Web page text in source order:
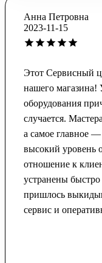
Анна Петровна
2023-11-15
Этот Сервисный
нашего магазина!
оборудования
случается.
а самое главное
высокий уровень
отношение к
устранены
пришлось
сервис и